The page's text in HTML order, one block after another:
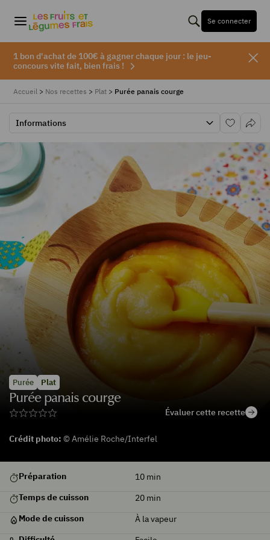
Se connecter
1 bon d'achat de 100€ à gagner chaque jour : le jeu-
concours vite fait, bien frais !
Accueil > Nos recettes > Plat > Purée panais courge
Informations
Purée Plat
Purée panais courge
Évaluer cette recette
Crédit photo: © Amélie Roche/Interfel
Préparation 10 min
Temps de cuisson
20 min
Mode de cuisson
À la vapeur